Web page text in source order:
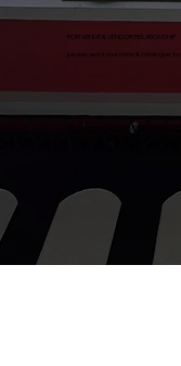
FOR VENUE & VENDOR RELATIONSHIP
please send your price & catalogue to:
procurementgroovygroup@gmail.com